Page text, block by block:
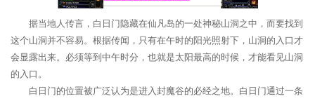
据当地人传言，白日门隐藏在仙凡岛的一处神秘山洞之中，而要找到
这个山洞并不容易。根据传闻，只有在午时的阳光照射下，山洞的入口才
会显露出来。必须等到中午时分，也就是太阳最高的时候，才能看见山洞
的入口。
白日门的位置被广泛认为是进入封魔谷的必经之地。白日门通过一条